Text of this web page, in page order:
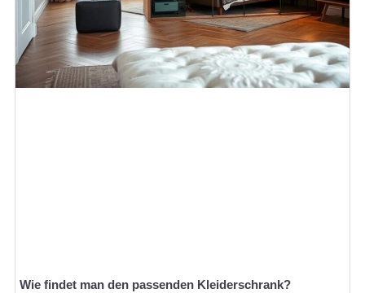
Wie findet man den passenden Kleiderschrank?